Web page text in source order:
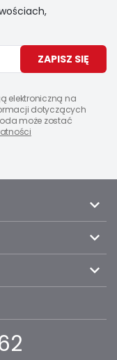
ZAPISZ SIĘ
elektroniczną na
dotyczących
może zostać